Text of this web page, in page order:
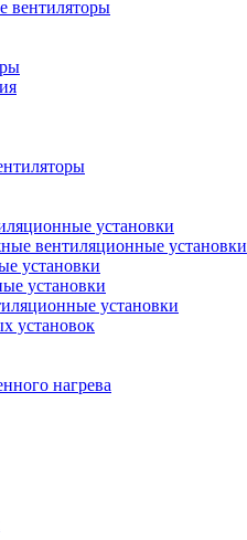
вентиляторы
установки
вентиляционные установки
установки
установки
установки
установок
нагрева